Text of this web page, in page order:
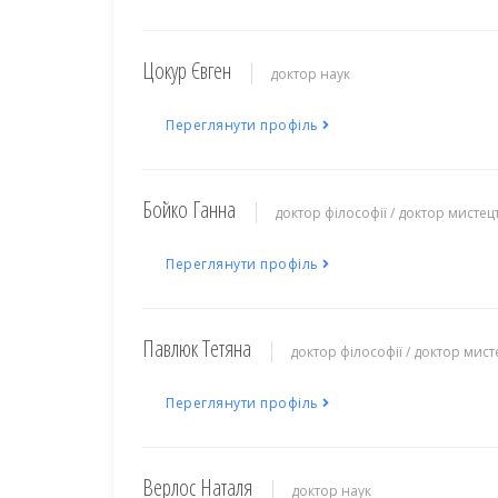
Цокур Євген доктор наук
Переглянути профіль
Бойко Ганна доктор філософії / доктор
Переглянути профіль
Павлюк Тетяна доктор філософії / доктор
Переглянути профіль
Верлос Наталя доктор наук